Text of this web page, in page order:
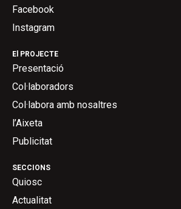
SECCIONS
Quiosc
Actualitat
El PROJECTE
Presentació
Col·laboradors
Col·labora amb nosaltres
l’Aixeta
Publicitat
Facebook
Instagram